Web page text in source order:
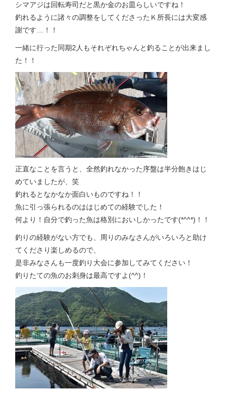
シマアジは回転寿司だと黒か金のお皿らしいですね！
釣れるように諸々の調整をしてくださったＫ所長には大変感
謝です…！！
一緒に行った同期2人もそれぞれちゃんと釣ることが出来まし
た！！
正直なことを言うと、全然釣れなかった序盤は半分飽きはじ
めていましたが、笑
釣れるとなかなか面白いものですね！！
魚に引っ張られるのははじめての経験でした！
何より！自分で釣った魚は格別においしかったです(*^^*)！！
釣りの経験がない方でも、周りのみなさんがいろいろと助け
てくださり楽しめるので、
是非みなさんも一度釣り大会に参加してみてください！
釣りたての魚のお刺身は最高ですよ(^^)！